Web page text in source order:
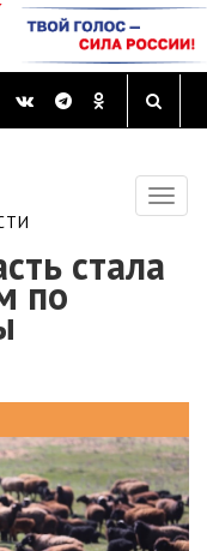
стала
по